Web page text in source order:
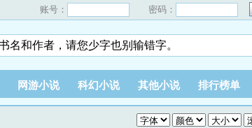
账号： 密码：
网游小说 科幻小说 其他小说 排行榜单